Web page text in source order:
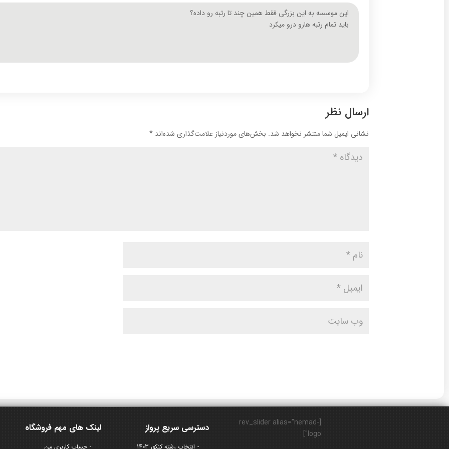
این موسسه به این بزرگی فقط همین چند تا رتبه رو داده؟
باید تمام رتبه هارو درو میکرد
ارسال نظر
نشانی ایمیل شما منتشر نخواهد شد. بخش‌های موردنیاز علامت‌گذاری شده‌اند*
لینک های مهم فروشگاه
حساب کاربری من
دسترسی سریع پرواز
انتخاب رشته کنکور 1403
[rev_slider alias="nemad-
logo"]